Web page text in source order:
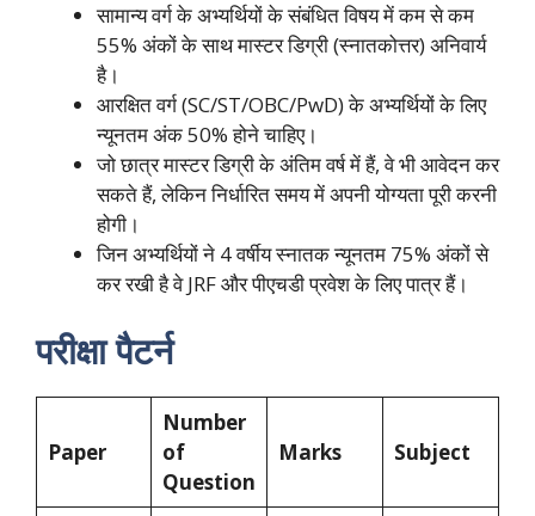
सामान्य वर्ग के अभ्यर्थियों के संबंधित विषय में कम से कम
55% अंकों के साथ मास्टर डिग्री (स्नातकोत्तर) अनिवार्य
है।
आरक्षित वर्ग (SC/ST/OBC/PwD) के अभ्यर्थियों के लिए
न्यूनतम अंक 50% होने चाहिए।
जो छात्र मास्टर डिग्री के अंतिम वर्ष में हैं, वे भी आवेदन कर
सकते हैं, लेकिन निर्धारित समय में अपनी योग्यता पूरी करनी
होगी।
जिन अभ्यर्थियों ने 4 वर्षीय स्नातक न्यूनतम 75% अंकों से
कर रखी है वे JRF और पीएचडी प्रवेश के लिए पात्र हैं।
परीक्षा पैटर्न
Paper
Number
of
Question
Marks Subject